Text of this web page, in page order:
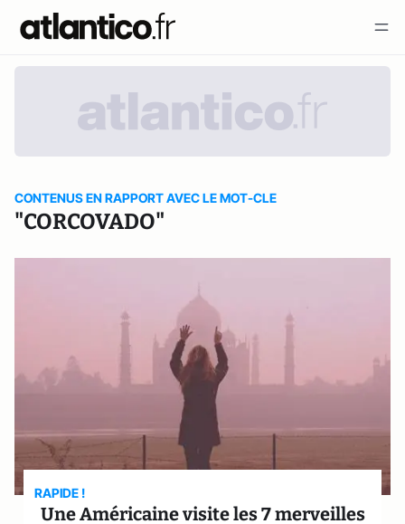
CONTENUS EN RAPPORT AVEC LE MOT-CLE
"CORCOVADO"
RAPIDE !
Une Américaine visite les 7 merveilles